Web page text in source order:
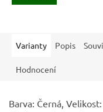
Varianty Popis
Hodnocení
Barva: Černá,